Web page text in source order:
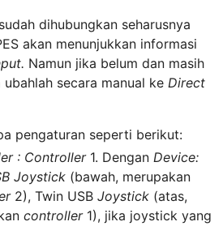
dihubungkan seharusnya
akan menunjukkan informasi
Namun jika belum dan masih
secara manual ke Direct
pengaturan seperti berikut:
: Controller1. Dengan Device:
Joystick(bawah, merupakan
2), Twin USB Joystick(atas,
controller1), jika joystick yang